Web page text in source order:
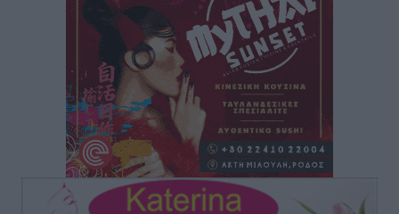
Τοπικές Ειδήσεις πριν 2 ώρες
Στο Αυτόφωρο 47χρονος που φέρεται να απείλησε τη
70χρονη μητέρα του όταν εκείνη αρνήθηκε να του
δώσει χρήματα για ναρκωτικά
Τοπικές Ειδήσεις• πριν 2 ώρες
Ασφαλιστικά μέτρα από το Ελληνικό Δημόσιο κατά
του 39χρονου για τις δολιοφθορές στο Radar